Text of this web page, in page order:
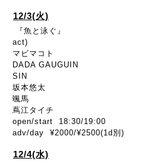
12/3(火)
『魚と泳ぐ』
act)
マビマコト
DADA GAUGUIN
SIN
坂本悠太
颯馬
蔦江タイチ
open/start 18:30/19:00
adv/day ¥2000/¥2500(1d別)
12/4(水)